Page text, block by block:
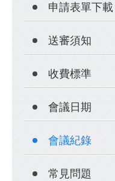
申請表單下載
送審須知
收費標準
會議日期
會議紀錄
常見問題